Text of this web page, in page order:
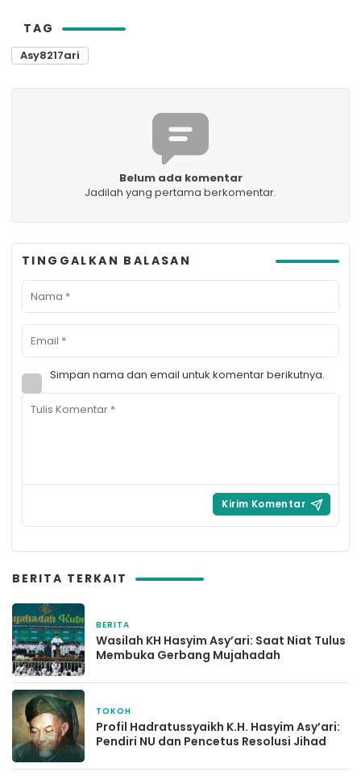
TAG
Asy8217ari
Belum ada komentar
Jadilah yang pertama berkomentar.
TINGGALKAN BALASAN
Simpan nama dan email untuk komentar berikutnya.
BERITA TERKAIT
BERITA
Wasilah KH Hasyim Asy’ari: Saat Niat Tulus
Membuka Gerbang Mujahadah
TOKOH
Profil Hadratussyaikh K.H. Hasyim Asy’ari:
Pendiri NU dan Pencetus Resolusi Jihad